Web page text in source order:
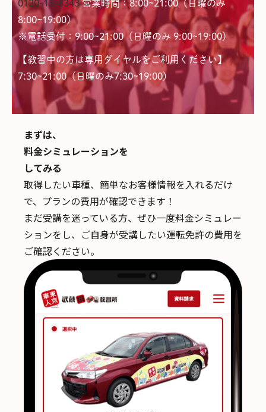
0120-15-6343 営業時間：8:00~21:00（日曜のみ
8:00~19:00）
※電話受付：9:00~21:00（日曜のみ 9:00~19:00）
【教習中の方は専用ダイヤルをご利用ください】
7:30~21:00（日曜のみ7:30~19:00)
まずは、
料金シミュレーションを
してみる
取得したい車種、簡単なお客様情報を入れるだけ
で、 プランの費用が確認できます！
まだ受講を迷っている方、ぜひ一度料金シミュレー
ションをし、ご自身が受講したい運転免許の費用を
ご確認ください。